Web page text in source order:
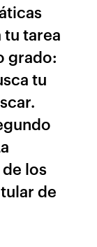
tu tarea
grado:
tu
los
de